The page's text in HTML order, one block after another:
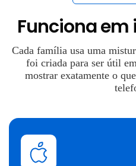
Funciona em
Cada família usa uma
foi criada para ser útil
mostrar exatamente o